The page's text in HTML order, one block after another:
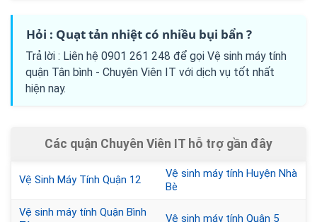
Hỏi : Quạt tản nhiệt có nhiều bụi bẩn ?
Trả lời : Liên hệ 0901 261 248 để gọi Vệ sinh máy tính
quận Tân bình - Chuyên Viên IT với dịch vụ tốt nhất
hiện nay.
Các quận Chuyên Viên IT hỗ trợ gần đây
Vệ Sinh Máy Tính Quận 12
Vệ sinh máy tính Huyện Nhà
Bè
Vệ sinh máy tính Quận Bình
Vệ sinh máy tính Quận 5